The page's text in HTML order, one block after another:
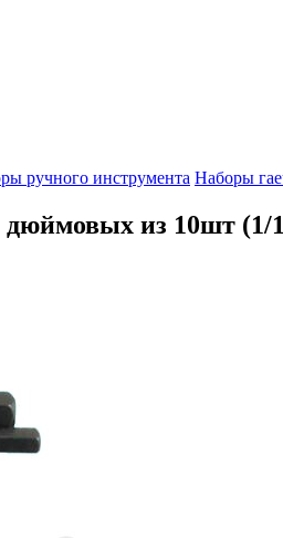
ручного инструмента Наборы
из 10шт (1/